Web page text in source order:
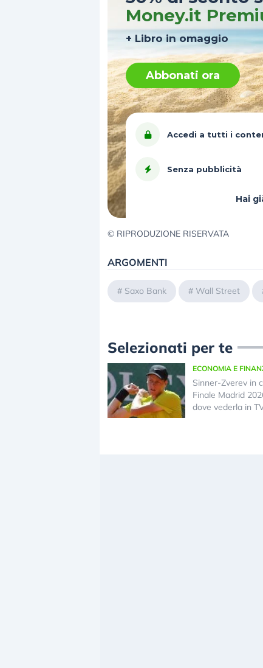
Money.it
+ Libro in omaggio
Abbonati ora
Accedi a tutti i
Senza pubblicità
Hai
© RIPRODUZIONE RISERVATA
ARGOMENTI
# Saxo Bank # Wall Street
Selezionati per te
ECONOMIA E
Sinner-Zverev in
Finale Madrid
dove vederla in